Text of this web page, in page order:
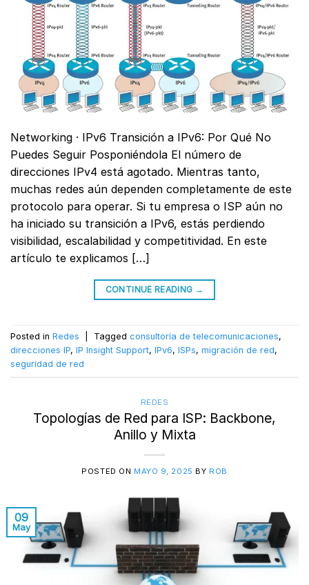
Networking · IPv6 Transición a IPv6: Por Qué No
Puedes Seguir Posponiéndola El número de
direcciones IPv4 está agotado. Mientras tanto,
muchas redes aún dependen completamente de este
protocolo para operar. Si tu empresa o ISP aún no
ha iniciado su transición a IPv6, estás perdiendo
visibilidad, escalabilidad y competitividad. En este
artículo te explicamos […]
CONTINUE READING →
Posted in Redes Tagged consultoría de telecomunicaciones,
direcciones IP, IP Insight Support, IPv6, ISPs, migración de red,
seguridad de red
REDES
Topologías de Red para ISP: Backbone,
Anillo y Mixta
POSTED ON MAYO 9, 2025 BY ROB
09
May